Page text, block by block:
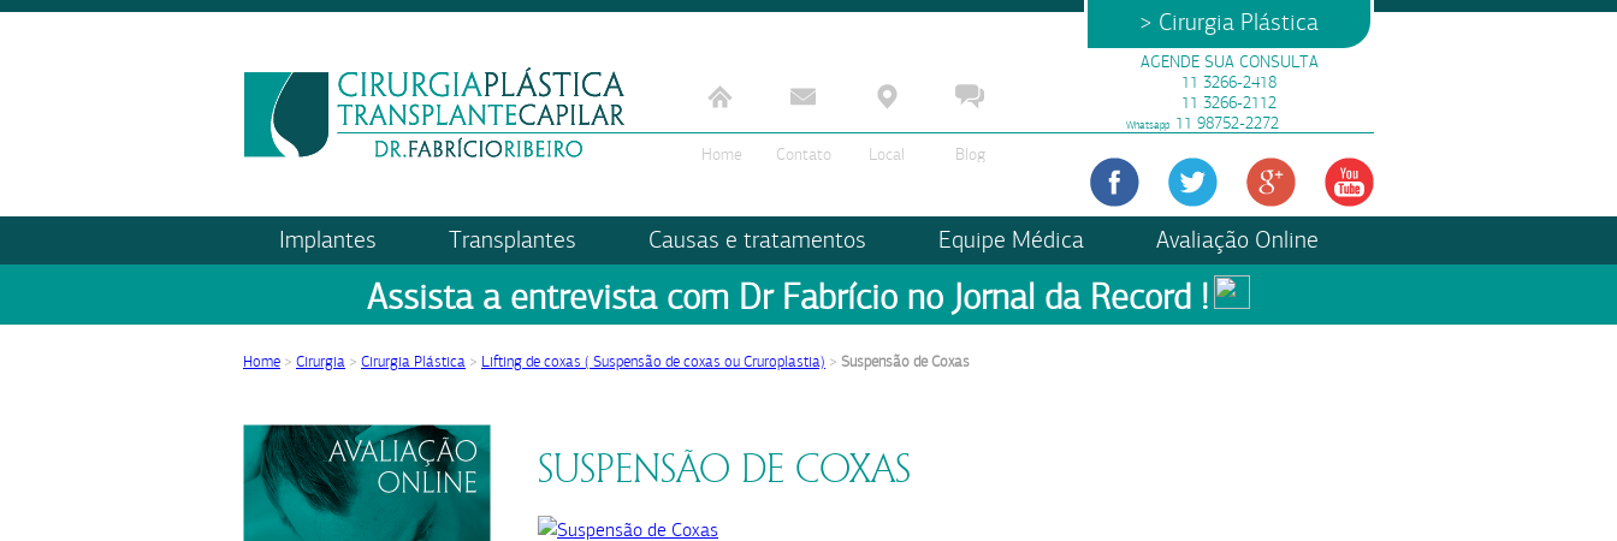
> Cirurgia Plástica
Home Contato Local Blog
AGENDE SUA CONSULTA
11 3266-2418
11 3266-2112
Whatsapp 11 98752-2272
Implantes Transplantes Causas e tratamentos Equipe Médica Avaliação Online
Assista a entrevista com Dr Fabrício no Jornal da Record !
Home > Cirurgia > Cirurgia Plástica > Lifting de coxas ( Suspensão de coxas ou Cruroplastia) > Suspensão de Coxas
SUSPENSÃO DE COXAS